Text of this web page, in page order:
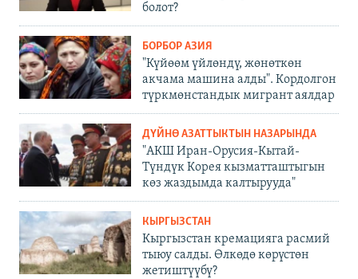
болот?
БОРБОР АЗИЯ
"Күйөөм үйлөндү, жөнөткөн
акчама машина алды". Кордолгон
түркмөнстандык мигрант аялдар
ДҮЙНӨ АЗАТТЫКТЫН НАЗАРЫНДА
"АКШ Иран-Орусия-Кытай-
Түндүк Корея кызматташтыгын
көз жаздымда калтырууда"
КЫРГЫЗСТАН
Кыргызстан кремацияга расмий
тыюу салды. Өлкөдө көрүстөн
жетиштүүбү?